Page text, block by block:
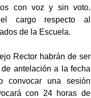
con voz y sin voto.
cargo respecto al
de la Escuela.
Rector habrán de ser
antelación a la fecha
convocar una sesión
con 24 horas de